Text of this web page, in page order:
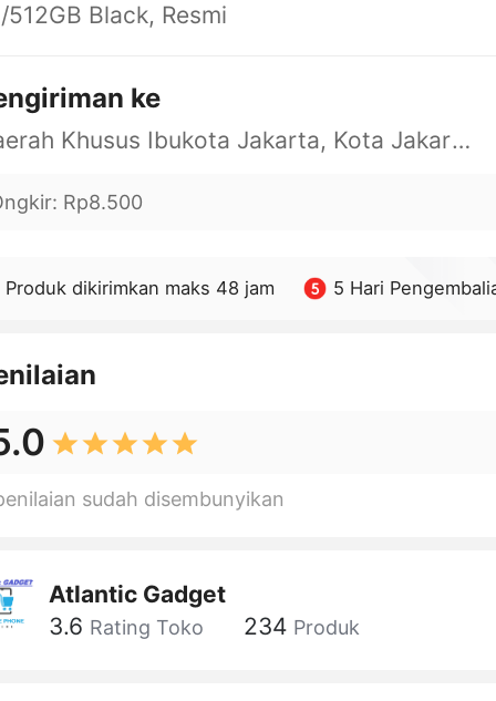
512GB Black, Resmi
ke
Daerah Khusus Ibukota Jakarta, Kota Jakarta Barat, Cengkareng, yy
: Rp8.500
Produk dikirimkan maks 48 jam 5 Hari
sudah disembunyikan
Atlantic Gadget
3.6 Rating Toko 234 Produk